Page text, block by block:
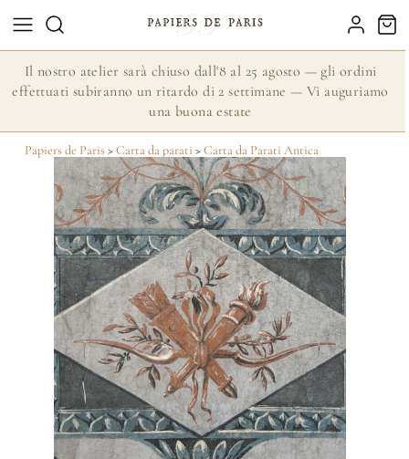
Il nostro atelier sarà chiuso dall'8 al 25 agosto — gli ordini
effettuati subiranno un ritardo di 2 settimane — Vi auguriamo
una buona estate
Papiers de Paris >Carta da parati >Carta da Parati Antica